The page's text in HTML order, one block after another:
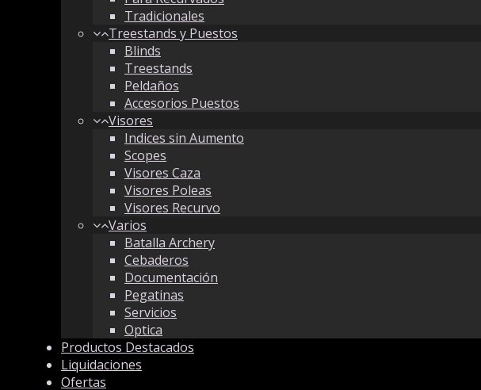
Tradicionales
Treestands y Puestos
Blinds
Treestands
Peldaños
Accesorios Puestos
Visores
Indices sin Aumento
Scopes
Visores Caza
Visores Poleas
Visores Recurvo
Varios
Batalla Archery
Cebaderos
Documentación
Pegatinas
Servicios
Optica
Productos Destacados
Liquidaciones
Ofertas